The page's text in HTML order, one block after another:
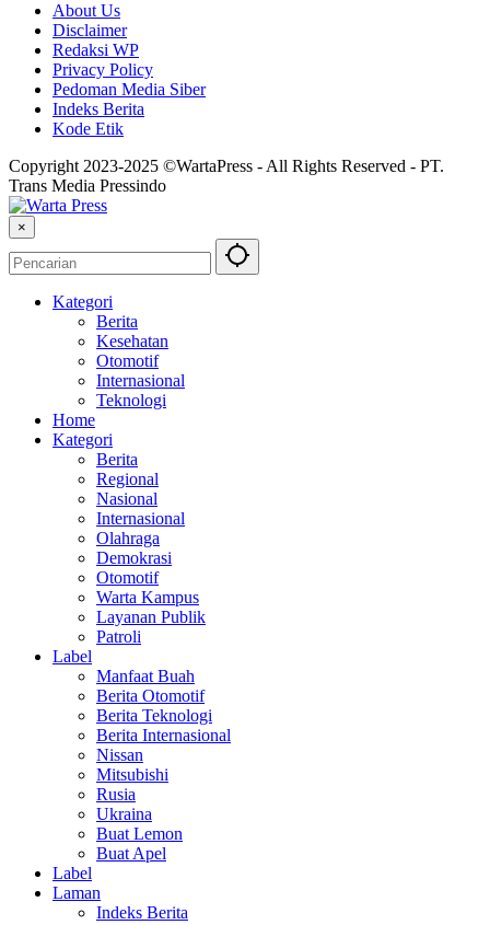
About Us
Disclaimer
Redaksi WP
Privacy Policy
Pedoman Media Siber
Indeks Berita
Kode Etik
Copyright 2023-2025 ©WartaPress - All Rights Reserved - PT.
Trans Media Pressindo
×
Kategori
Berita
Kesehatan
Otomotif
Internasional
Teknologi
Home
Kategori
Berita
Regional
Nasional
Internasional
Olahraga
Demokrasi
Otomotif
Warta Kampus
Layanan Publik
Patroli
Label
Manfaat Buah
Berita Otomotif
Berita Teknologi
Berita Internasional
Nissan
Mitsubishi
Rusia
Ukraina
Buat Lemon
Buat Apel
Label
Laman
Indeks Berita